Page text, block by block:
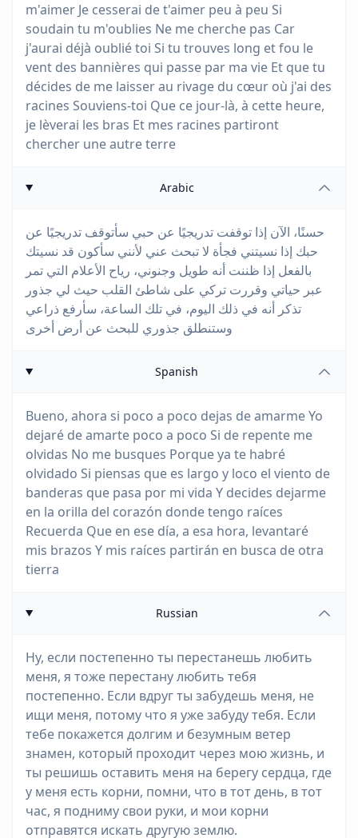
m'aimer Je cesserai de t'aimer peu à peu Si
soudain tu m'oublies Ne me cherche pas Car
j'aurai déjà oublié toi Si tu trouves long et fou le
vent des bannières qui passe par ma vie Et que tu
décides de me laisser au rivage du cœur où j'ai des
racines Souviens-toi Que ce jour-là, à cette heure,
je lèverai les bras Et mes racines partiront
chercher une autre terre
Arabic
حسنًا، الآن إذا توقفت تدريجيًا عن حبي سأتوقف تدريجيًا عن
حبك إذا نسيتني فجأة لا تبحث عني لأنني سأكون قد نسيتك
بالفعل إذا ظننت أنه طويل وجنوني، رياح الأعلام التي تمر
عبر حياتي وقررت تركي على شاطئ القلب حيث لي جذور
تذكر أنه في ذلك اليوم، في تلك الساعة، سأرفع ذراعي
وستنطلق جذوري للبحث عن أرض أخرى
Spanish
Bueno, ahora si poco a poco dejas de amarme Yo
dejaré de amarte poco a poco Si de repente me
olvidas No me busques Porque ya te habré
olvidado Si piensas que es largo y loco el viento de
banderas que pasa por mi vida Y decides dejarme
en la orilla del corazón donde tengo raíces
Recuerda Que en ese día, a esa hora, levantaré
mis brazos Y mis raíces partirán en busca de otra
tierra
Russian
Ну, если постепенно ты перестанешь любить
меня, я тоже перестану любить тебя
постепенно. Если вдруг ты забудешь меня, не
ищи меня, потому что я уже забуду тебя. Если
тебе покажется долгим и безумным ветер
знамен, который проходит через мою жизнь, и
ты решишь оставить меня на берегу сердца, где
у меня есть корни, помни, что в тот день, в тот
час, я подниму свои руки, и мои корни
отправятся искать другую землю.